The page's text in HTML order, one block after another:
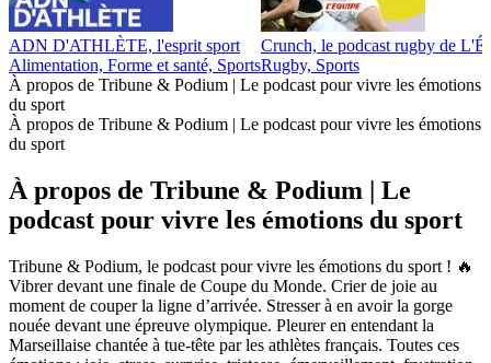
ADN D'ATHLÈTE, l'esprit sport
Alimentation, Forme et santé, Sports
Crunch, le podcast rugby de
Rugby, Sports
À propos de Tribune & Podium | Le podcast pour vivre les émotions
du sport
À propos de Tribune & Podium | Le podcast pour vivre les émotions
du sport
À propos de Tribune & Podium | Le
podcast pour vivre les émotions du sport
Tribune & Podium, le podcast pour vivre les émotions du sport ! 🔥
Vibrer devant une finale de Coupe du Monde. Crier de joie au
moment de couper la ligne d’arrivée. Stresser à en avoir la gorge
nouée devant une épreuve olympique. Pleurer en entendant la
Marseillaise chantée à tue-tête par les athlètes français. Toutes ces